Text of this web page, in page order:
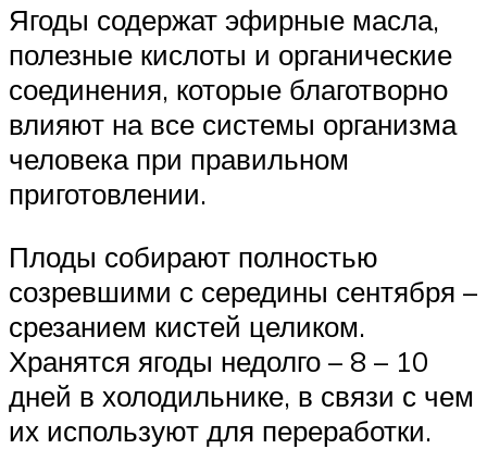
Ягоды содержат эфирные масла,
полезные кислоты и органические
соединения, которые благотворно
влияют на все системы организма
человека при правильном
приготовлении.
Плоды собирают полностью
созревшими с середины сентября –
срезанием кистей целиком.
Хранятся ягоды недолго – 8 – 10
дней в холодильнике, в связи с чем
их используют для переработки.